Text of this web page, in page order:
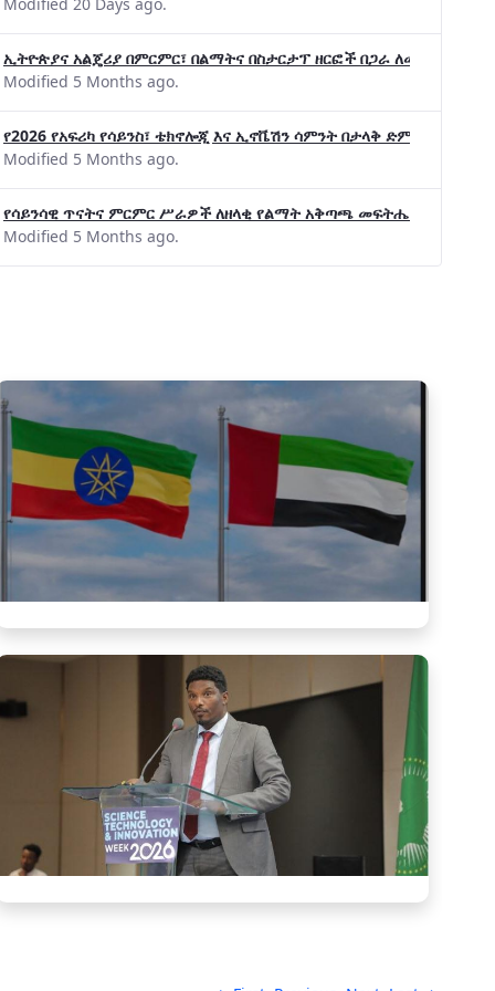
ኢትዮጵያና አልጄሪያ በምርምር፣ በልማትና በስታርታፕ ዘርፎች በጋራ ለመስራት መከሩ፡፡
Modified 5 Months ago.
የ2026 የአፍሪካ የሳይንስ፣ ቴክኖሎጂ እና ኢኖቬሽን ሳምንት በታላቅ ድምቀት
Modified 5 Months ago.
የሳይንሳዊ ጥናትና ምርምር ሥራዎች ለዘላቂ የልማት አቅጣጫ መፍትሔ ጠቋሚ
Modified 5 Months ago.